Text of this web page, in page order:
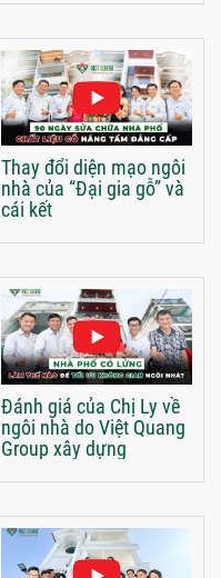
Thay đổi diện mạo ngôi
nhà của “Đại gia gỗ” và
cái kết
Đánh giá của Chị Ly về
ngôi nhà do Việt Quang
Group xây dựng